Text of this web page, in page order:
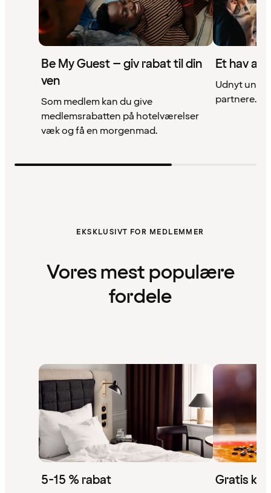
Be My Guest – giv rabat til din
ven
Som medlem kan du give
medlemsrabatten på hotelværelser
væk og få en morgenmad.
Et hav af
Udnyt
partnere.
EKSKLUSIVT FOR MEDLEMMER
Vores mest populære
fordele
5-15 % rabat Gratis